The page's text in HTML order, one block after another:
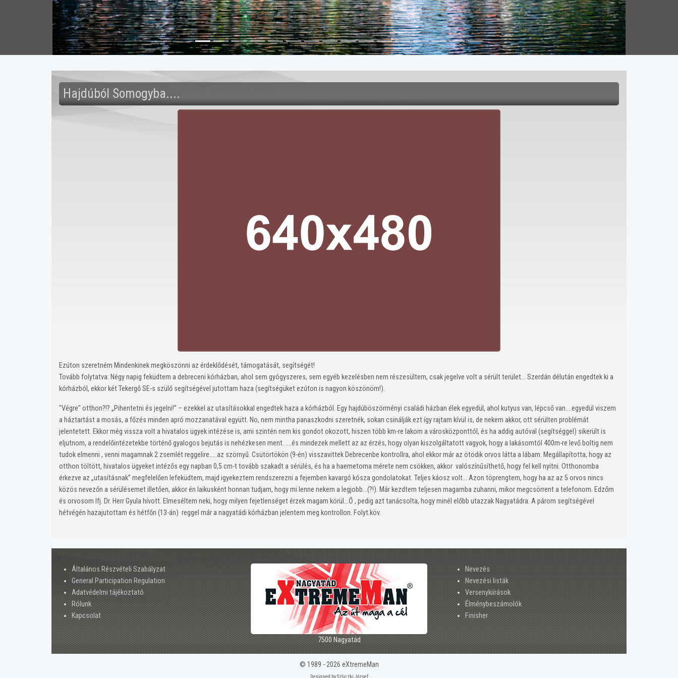
Hajdúból Somogyba....
Ezúton szeretném Mindenkinek megköszönni az érdeklődését, támogatását, segítségét!
Tovább folytatva: Négy napig feküdtem a debreceni kórházban, ahol sem gyógyszeres, sem egyéb kezelésben nem részesültem, csak jegelve volt a sérült terület... Szerdán délután engedtek ki a
kórházból, ekkor két Tekergő SE-s szülő segítségével jutottam haza (segítségüket ezúton is nagyon köszönöm!).
"Végre" otthon?!? „Pihentetni és jegelni!” – ezekkel az utasításokkal engedtek haza a kórházból. Egy hajdúböszörményi családi házban élek egyedül, ahol kutyus van, lépcső van….egyedül viszem
a háztartást a mosás, a főzés minden apró mozzanatával együtt. No, nem mintha panaszkodni szeretnék, sokan csinálják ezt így rajtam kívül is, de nekem akkor, ott sérülten problémát
jelentetett. Ekkor még vissza volt a hivatalos ügyek intézése is, ami szintén nem kis gondot okozott, hiszen több km-re lakom a városközponttól, és ha addig autóval (segítséggel) sikerült is
eljutnom, a rendelőintézetekbe történő gyalogos bejutás is nehézkesen ment. ….és mindezek mellett az az érzés, hogy olyan kiszolgáltatott vagyok, hogy a lakásomtól 400m-re levő boltig nem
tudok elmenni , venni magamnak 2 zsemlét reggelire…..az szörnyű. Csütörtökön (9-én) visszavittek Debrecenbe kontrollra, ahol ekkor már az ötödik orvos látta a lábam. Megállapította, hogy az
otthon töltött, hivatalos ügyeket intézős egy napban 0,5 cm-t tovább szakadt a sérülés, és ha a haemetoma mérete nem csökken, akkor valószínűsíthető, hogy fel kell nyitni. Otthonomba
érkezve az „utasításnak” megfelelően lefeküdtem, majd igyekeztem rendszerezni a fejemben kavargó kósza gondolatokat. Teljes káosz volt… Azon töprengtem, hogy ha az az 5 orvos nincs
közös nevezőn a sérülésemet illetően, akkor én laikusként honnan tudjam, hogy mi lenne nekem a legjobb…(?!). Már kezdtem teljesen magamba zuhanni, mikor megcsörrent a telefonom. Edzőm
és orvosom Ifj. Dr. Herr Gyula hívott. Elmeséltem neki, hogy milyen fejetlenséget érzek magam körül…Ő , pedig azt tanácsolta, hogy minél előbb utazzak Nagyatádra. A párom segítségével
hétvégén hazajutottam és hétfőn (13-án) reggel már a nagyatádi kórházban jelentem meg kontrollon. Folyt.köv.
Általános Részvételi Szabályzat
General Participation Regulation
Adatvédelmi tájékoztató
Rólunk
Kapcsolat
7500 Nagyatád
Nevezés
Nevezési listák
Versenykiírások
Élménybeszámolók
Finisher
© 1989 - 2026 eXtremeMan
Designed by Szliczki József